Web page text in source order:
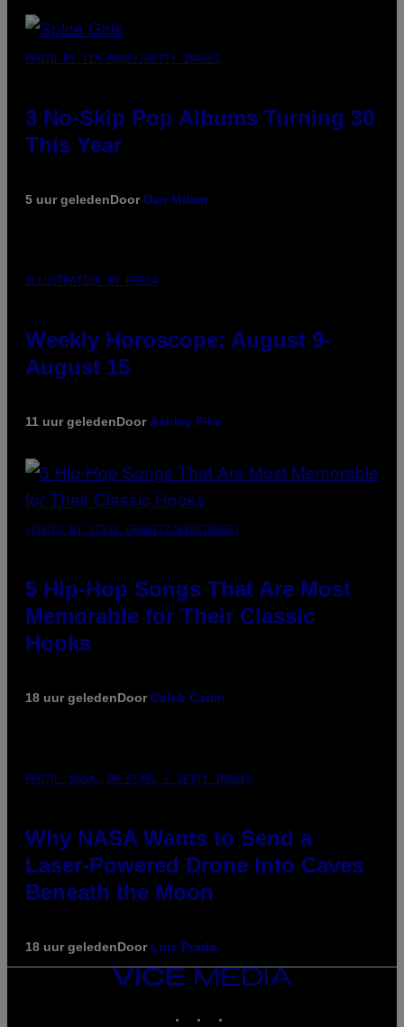
PHOTO BY TIM RONEY/GETTY IMAGES
3 No-Skip Pop Albums Turning 30
This Year
5 uur geledenDoor Dan Milam
ILLUSTRATION BY REESA
Weekly Horoscope: August 9-
August 15
11 uur geledenDoor Ashley Fike
(PHOTO BY STEVE GRANITZ/WIREIMAGE)
5 Hip-Hop Songs That Are Most
Memorable for Their Classic
Hooks
18 uur geledenDoorCaleb Catlin
PHOTO: NASA; DR PIXEL / GETTY IMAGES
Why NASA Wants to Send a
Laser-Powered Drone Into Caves
Beneath the Moon
18 uur geledenDoor Luis Prada
VICE
MEDIA